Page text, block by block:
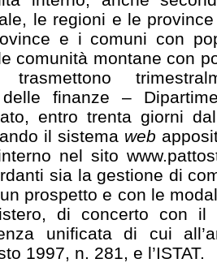
le regioni e le
e i comuni con
comunità montane con
trasmettono
finanze –
entro trenta giorni
il sistemaweb
nel sito
sia la gestione di
prospetto e con le
di concerto con il
unificata di cui
1997, n. 281, e l’ISTAT.